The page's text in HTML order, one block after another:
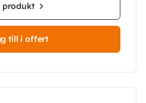
produkt
till i offert